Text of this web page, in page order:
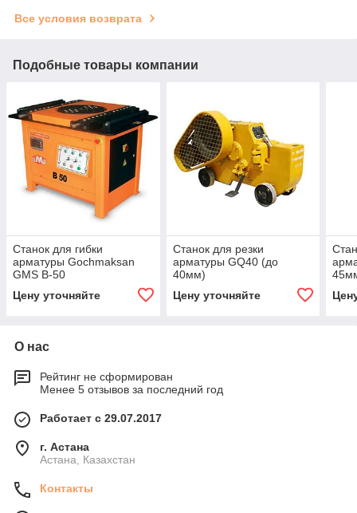
Все условия возврата
Подобные товары компании
Станок для гибки
арматуры Gochmaksan
GMS B-50
Цену уточняйте
Станок для резки
арматуры GQ40 (до
40мм)
Цену уточняйте
О нас
Рейтинг не сформирован
Менее 5 отзывов за последний год
Работает с 29.07.2017
г. Астана
Астана, Казахстан
Контакты